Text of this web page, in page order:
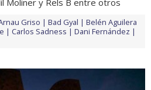
Moliner y Rels B entre otros
Griso Bad Gyal
Belén Aguilera
Carlos Sadness
Dani Fernández